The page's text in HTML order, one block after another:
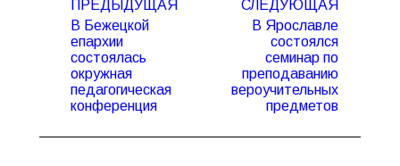
записям
ПРЕДЫДУЩАЯ
Предыдущая
запись:
В Бежецкой
епархии
состоялась
окружная
педагогическая
конференция
СЛЕДУЮЩАЯ
Следующая
запись:
В Ярославле
состоялся
семинар по
преподаванию
вероучительных
предметов